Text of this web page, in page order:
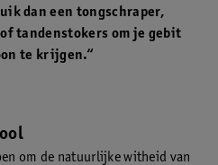
dan een tongschraper,
tandenstokers om je gebit
te krijgen.“
om de natuurlijke witheid van